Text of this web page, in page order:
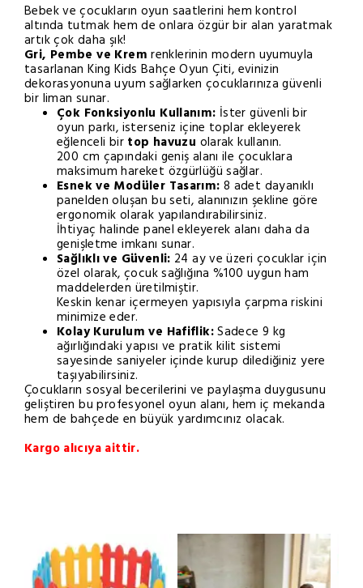
Bebek ve çocukların oyun saatlerini hem kontrol
altında tutmak hem de onlara özgür bir alan yaratmak
artık çok daha şık!
Gri, Pembe ve Krem renklerinin modern uyumuyla
tasarlanan King Kids Bahçe Oyun Çiti, evinizin
dekorasyonuna uyum sağlarken çocuklarınıza güvenli
bir liman sunar.
Çok Fonksiyonlu Kullanım: İster güvenli bir
oyun parkı, isterseniz içine toplar ekleyerek
eğlenceli bir top havuzu olarak kullanın.
200 cm çapındaki geniş alanı ile çocuklara
maksimum hareket özgürlüğü sağlar.
Esnek ve Modüler Tasarım: 8 adet dayanıklı
panelden oluşan bu seti, alanınızın şekline göre
ergonomik olarak yapılandırabilirsiniz.
İhtiyaç halinde panel ekleyerek alanı daha da
genişletme imkanı sunar.
Sağlıklı ve Güvenli: 24 ay ve üzeri çocuklar için
özel olarak, çocuk sağlığına %100 uygun ham
maddelerden üretilmiştir.
Keskin kenar içermeyen yapısıyla çarpma riskini
minimize eder.
Kolay Kurulum ve Hafiflik:Sadece 9 kg
ağırlığındaki yapısı ve pratik kilit sistemi
sayesinde saniyeler içinde kurup dilediğiniz yere
taşıyabilirsiniz.
Çocukların sosyal becerilerini ve paylaşma duygusunu
geliştiren bu profesyonel oyun alanı, hem iç mekanda
hem de bahçede en büyük yardımcınız olacak.
Kargo alıcıya aittir.